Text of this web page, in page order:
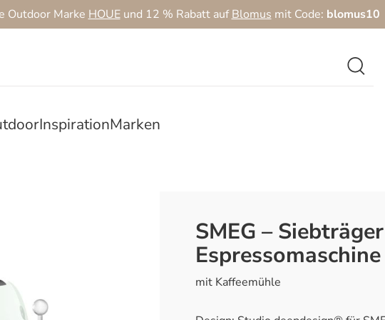
Outdoor Marke HOUEund 12 % Rabatt aufBlomus mit Code: blomus10
InspirationMarken
SMEG – Siebträger
mit Kaffeemühle